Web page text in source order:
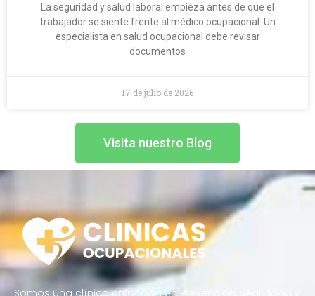
La seguridad y salud laboral empieza antes de que el
trabajador se siente frente al médico ocupacional. Un
especialista en salud ocupacional debe revisar
documentos
17 de julio de 2026
Visita nuestro Blog
Somos una clínica enfocada en Prevención, Seguridad y